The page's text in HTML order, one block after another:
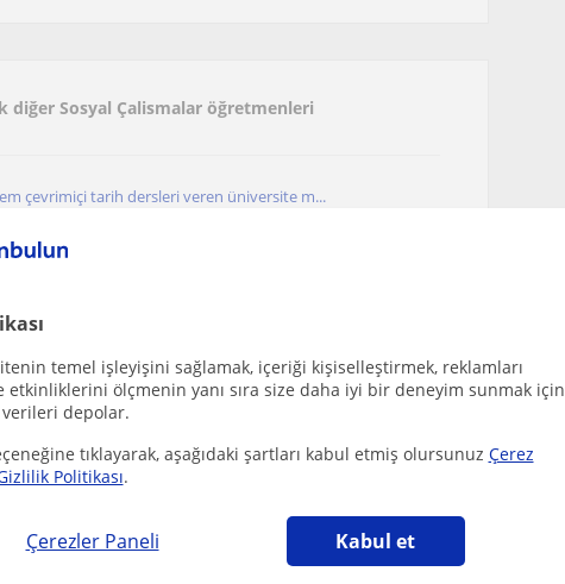
temel işleyişini sağlamak, içeriği kişiselleştirmek, reklamları
etkinliklerini ölçmenin yanı sıra size daha iyi bir deneyim sunmak için
depolar.
tıklayarak, aşağıdaki şartları kabul etmiş olursunuz Çerez
Politikası.
Çerezler Paneli Kabul et
diğer Sosyal Çalismalar öğretmenleri
çevrimiçi tarih dersleri veren üniversite m...
Ortaokul ve Lise seviyesindeki öğrenciler...
istiyorum sınıflara ders verebilirim
Öğrenelim!